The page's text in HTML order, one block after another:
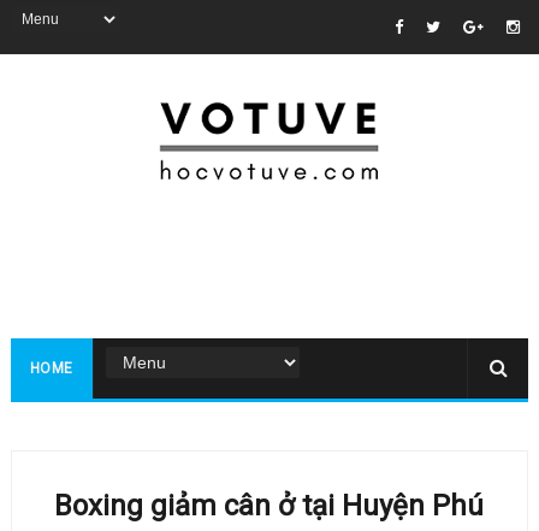
HOME
Boxing giảm cân ở tại Huyện Phú